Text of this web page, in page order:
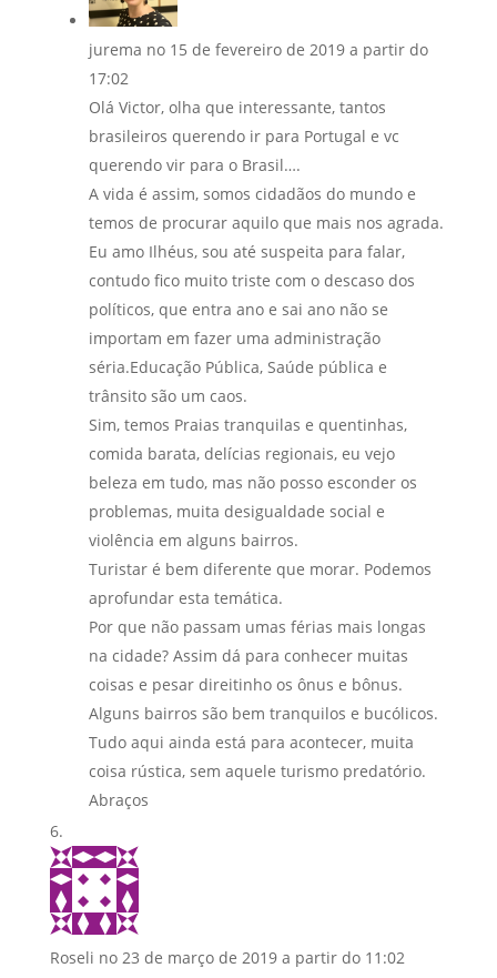
jurema no 15 de fevereiro de 2019 a partir do
17:02
Olá Victor, olha que interessante, tantos
brasileiros querendo ir para Portugal e vc
querendo vir para o Brasil….
A vida é assim, somos cidadãos do mundo e
temos de procurar aquilo que mais nos agrada.
Eu amo Ilhéus, sou até suspeita para falar,
contudo fico muito triste com o descaso dos
políticos, que entra ano e sai ano não se
importam em fazer uma administração
séria.Educação Pública, Saúde pública e
trânsito são um caos.
Sim, temos Praias tranquilas e quentinhas,
comida barata, delícias regionais, eu vejo
beleza em tudo, mas não posso esconder os
problemas, muita desigualdade social e
violência em alguns bairros.
Turistar é bem diferente que morar. Podemos
aprofundar esta temática.
Por que não passam umas férias mais longas
na cidade? Assim dá para conhecer muitas
coisas e pesar direitinho os ônus e bônus.
Alguns bairros são bem tranquilos e bucólicos.
Tudo aqui ainda está para acontecer, muita
coisa rústica, sem aquele turismo predatório.
Abraços
Roseli no 23 de março de 2019 a partir do 11:02